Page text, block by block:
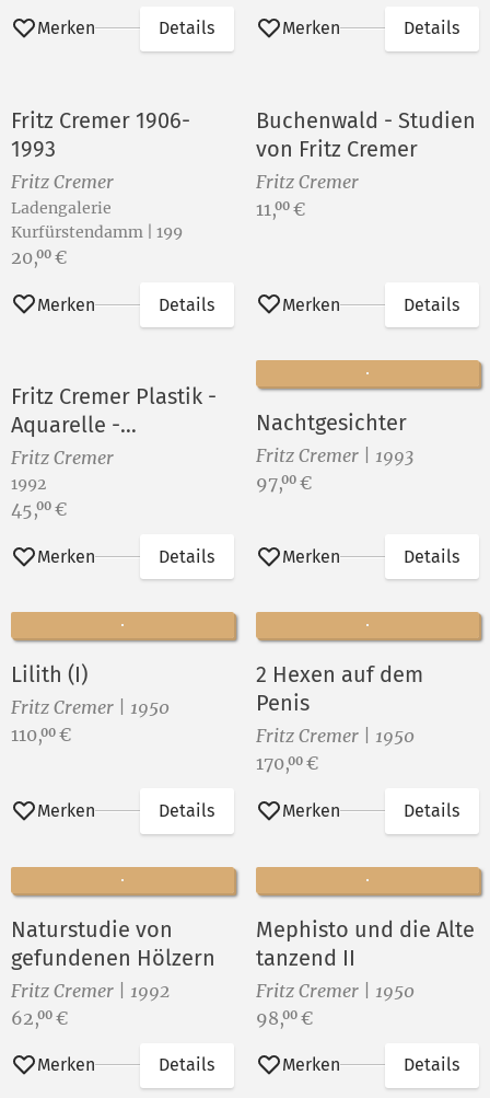
Merken Details Merken Details
Fritz Cremer 1906-
1993
Fritz Cremer
Ladengalerie
Kurfürstendamm | 199
Preis:
20,00 €
Merken Details
Buchenwald - Studien
von Fritz Cremer
Fritz Cremer
Preis:
11,00 €
Merken Details
Fritz Cremer Plastik -
Aquarelle -
Druckgraphik
Fritz Cremer
1992
Preis:
45,00 €
Merken Details
Nachtgesichter
Fritz Cremer | 1993
Preis:
97,00 €
Merken Details
Lilith (I)
Fritz Cremer | 1950
Preis:
110,00 €
Merken Details
2 Hexen auf dem
Penis
Fritz Cremer | 1950
Preis:
170,00 €
Merken Details
Naturstudie von
gefundenen Hölzern
Fritz Cremer | 1992
Preis:
62,00 €
Merken Details
Mephisto und die Alte
tanzend II
Fritz Cremer | 1950
Preis:
98,00 €
Merken Details